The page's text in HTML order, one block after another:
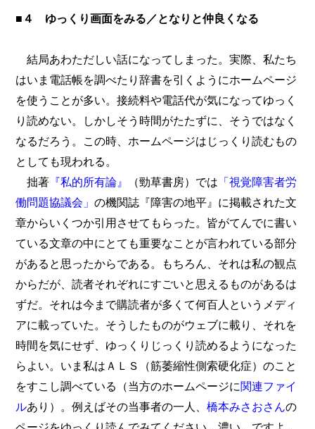
■４ ゆっくり画面をみる／となりと仲良くなる
結局あわただしい話になってしまった。実際、私たち
はいま電話帳を調べたり辞書を引くようにホームページ
を使うことが多い。接続料や電話代が気になってゆっく
り読めない。しかしそう時間がたたずに、そうではなく
なるだろう。この時、ホームページはじっくり読むもの
としても現われる。
拙著 『私的所有論』 （勁草書房）では 「視覚障害者労
働問題協議会」の機関誌『障害の地平』に掲載された文
章からいくつか引用させてもらった。皆がてんでに書い
ている文章の中にとても重要なことが言われている部分
があると思ったからである。もちろん、それは私の観点
からだが、読者それぞれにすごいと思えるものがあるは
ずだ。それは今まで購読者が多くて何百人というメディ
アに載っていた。そうしたものがウェブに載り、それを
時間を気にせず、ゆっくりじっくり読めるようになった
らよい。いま私はＡＬＳ（筋萎縮性側索硬化症）のこと
をすこし調べている（当方のホームページに関連ファイ
ルあり）。例えばその当事者の一人、橋本みさおさんの